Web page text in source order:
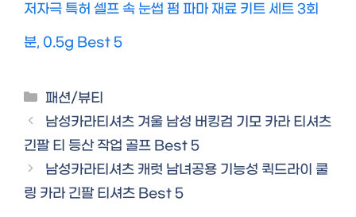
저자극 특허 셀프 속 눈썹 펌 파마 재료 키트 세트 3회
분, 0.5g Best 5
Categories
패션/뷰티
남성카라티셔츠 겨울 남성 버킹검 기모 카라 티셔츠
긴팔 티 등산 작업 골프 Best 5
남성카라티셔츠 캐럿 남녀공용 기능성 퀵드라이 쿨
링 카라 긴팔 티셔츠 Best 5